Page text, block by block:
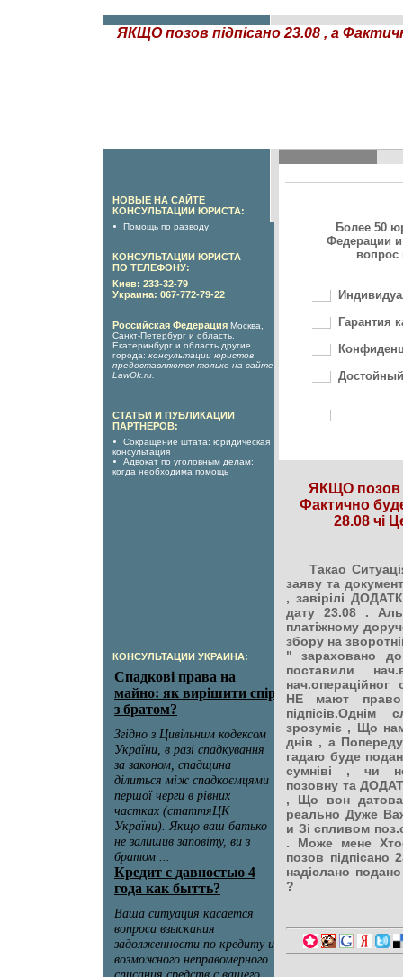
ЯКЩО позов підпісано 23.08 , а
НОВЫЕ НА САЙТЕ
КОНСУЛЬТАЦИИ ЮРИСТА:
Помощь по разводу
КОНСУЛЬТАЦИИ ЮРИСТА
ПО ТЕЛЕФОНУ:
Киев: 233-32-79
Украина: 067-772-79-22
Российская Федерация Москва,
Санкт-Петербург и область,
Екатеринбург и область другие
города: консультации юристов
предоставляются только на сайте
LawOk.ru
СТАТЬИ И ПУБЛИКАЦИИ
ПАРТНЁРОВ:
Сокращение штата: юридическая
консультация
Адвокат по уголовным делам:
когда необходима помощь
КОНСУЛЬТАЦИИ УКРАИНА:
Более 50
Федерации
вопрос
Гарантия
ЯКЩО позов
Фактично
28.08 чі
Такао
заяву та
, завірілі
дату 23.08 .
платіжному
збору на
" зараховано
поставили
нач.операційног
НЕ мают
зрозуміє , Що
днів , а
гадаю буде
сумніві , чи
позовну та
, Що вон
реально Дуже
и Зі спливом
. Може мене
позов підпісано
надіслано
?